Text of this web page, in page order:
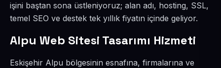
işini baştan sona üstleniyoruz; alan adı, hosting, SSL,
temel SEO ve destek tek yıllık fiyatın içinde geliyor.
Alpu Web Sitesi Tasarımı Hizmeti
Eskişehir Alpu bölgesinin esnafına, firmalarına ve